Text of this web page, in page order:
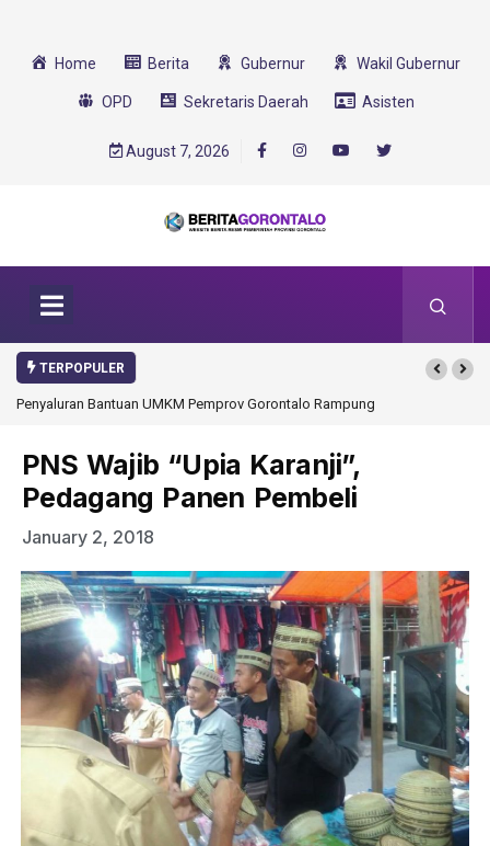
Home Berita Gubernur Wakil Gubernur
OPD Sekretaris Daerah Asisten
August 7, 2026
TERPOPULER
Gorontalo Ikut Dukung Program SMA Unggul Garuda Transformasi 2025
PNS Wajib “Upia Karanji”,
Pedagang Panen Pembeli
January 2, 2018